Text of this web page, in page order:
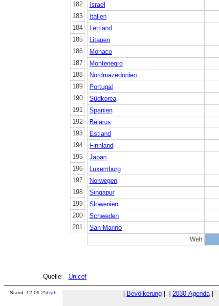
182
183
184
185
186
187
188
189
190
191
192
193
194
195
196
197
198
199
200
201
Israel
Italien
Lettland
Litauen
Monaco
Montenegro
Nordmazedonien
Portugal
Südkorea
Spanien
Belarus
Estland
Finnland
Japan
Luxemburg
Norwegen
Singapur
Slowenien
Schweden
San Marino
Welt
Quelle: Unicef
Stand: 12.09.25/zgh Bevölkerung| 2030-Agenda|